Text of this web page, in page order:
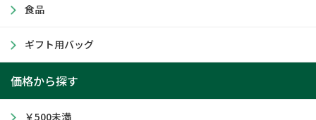
食品
ギフト用バッグ
価格から探す
￥500未満